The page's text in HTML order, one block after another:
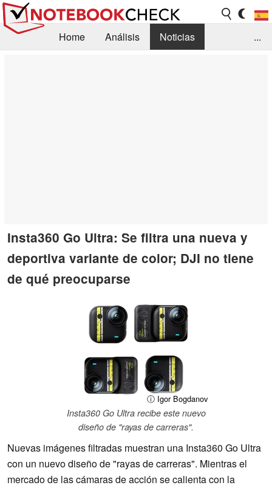
Home Análisis
Noticias
...
Insta360 Go Ultra: Se filtra una nueva y
deportiva variante de color; DJI no tiene
de qué preocuparse
ⓘ Igor Bogdanov
Insta360 Go Ultra recibe este nuevo
diseño de "rayas de carreras".
Nuevas imágenes filtradas muestran una Insta360 Go Ultra
con un nuevo diseño de "rayas de carreras". Mientras el
mercado de las cámaras de acción se calienta con la